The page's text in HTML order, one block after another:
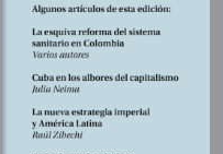
litigio de un predio
la legalidad de su
título original de
privada (Vega,